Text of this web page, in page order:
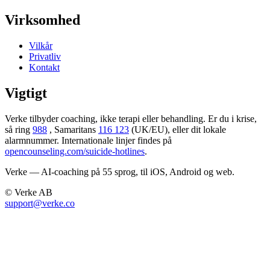
Virksomhed
Vilkår
Privatliv
Kontakt
Vigtigt
Verke tilbyder coaching, ikke terapi eller behandling. Er du i krise,
så ring 988 , Samaritans 116 123 (UK/EU), eller dit lokale
alarmnummer. Internationale linjer findes på
opencounseling.com/suicide-hotlines.
Verke — AI-coaching på 55 sprog, til iOS, Android og web.
© Verke AB
support@verke.co